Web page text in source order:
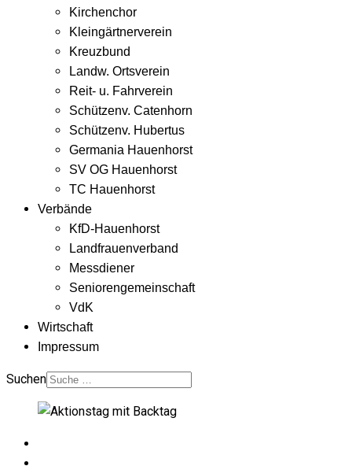
Kirchenchor
Kleingärtnerverein
Kreuzbund
Landw. Ortsverein
Reit- u. Fahrverein
Schützenv. Catenhorn
Schützenv. Hubertus
Germania Hauenhorst
SV OG Hauenhorst
TC Hauenhorst
Verbände
KfD-Hauenhorst
Landfrauenverband
Messdiener
Seniorengemeinschaft
VdK
Wirtschaft
Impressum
Suchen